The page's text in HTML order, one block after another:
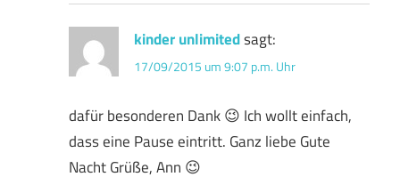
kinder unlimitedsagt:
17/09/2015 um 9:07 p.m. Uhr
dafür besonderen Dank 😉 Ich wollt einfach,
dass eine Pause eintritt. Ganz liebe Gute
Nacht Grüße, Ann 😉